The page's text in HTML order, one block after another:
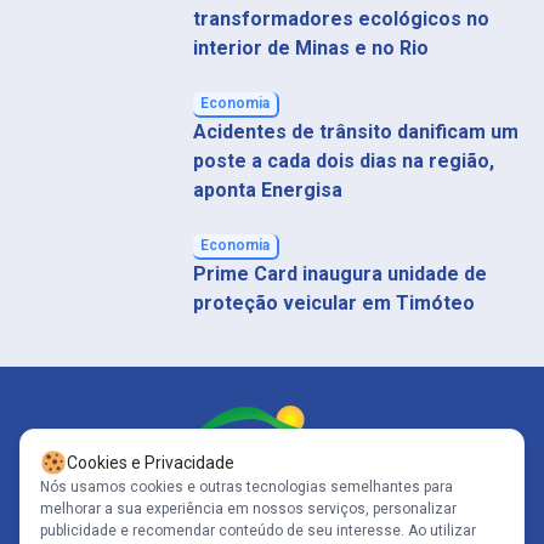
transformadores ecológicos no
interior de Minas e no Rio
Economia
Acidentes de trânsito danificam um
poste a cada dois dias na região,
aponta Energisa
Economia
Prime Card inaugura unidade de
proteção veicular em Timóteo
Siga-nos
Cookies e Privacidade
Nós usamos cookies e outras tecnologias semelhantes para
melhorar a sua experiência em nossos serviços, personalizar
publicidade e recomendar conteúdo de seu interesse. Ao utilizar